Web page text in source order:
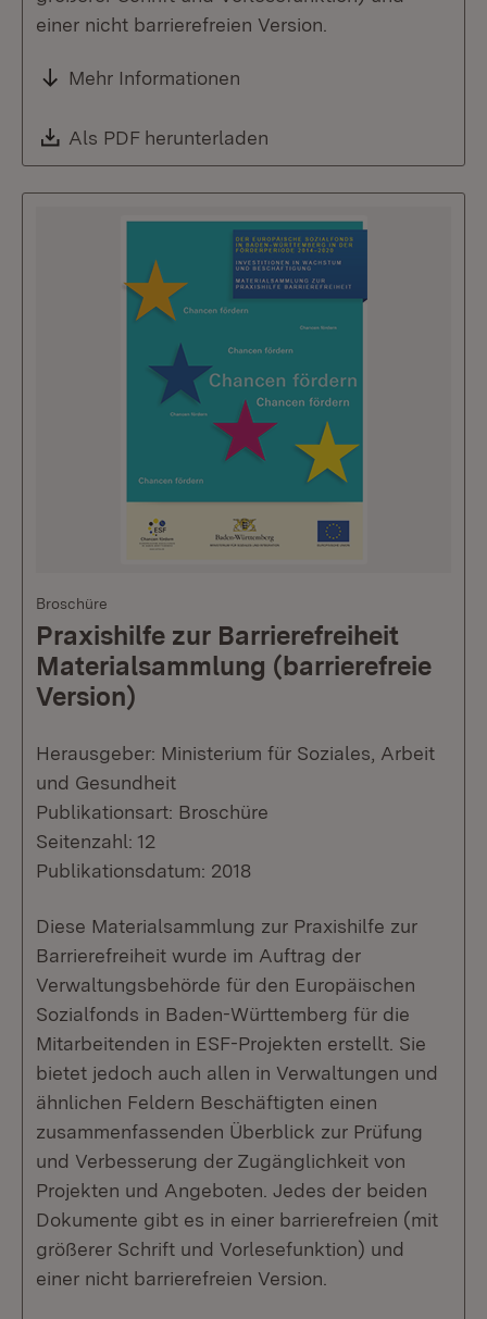
einer nicht barrierefreien Version.
Mehr Informationen
Download:
Als PDF herunterladen
Broschüre
Praxishilfe zur Barrierefreiheit
Materialsammlung (barrierefreie
Version)
Herausgeber: Ministerium für Soziales, Arbeit
und Gesundheit
Publikationsart: Broschüre
Seitenzahl: 12
Publikationsdatum: 2018
Diese Materialsammlung zur Praxishilfe zur
Barrierefreiheit wurde im Auftrag der
Verwaltungsbehörde für den Europäischen
Sozialfonds in Baden-Württemberg für die
Mitarbeitenden in ESF-Projekten erstellt. Sie
bietet jedoch auch allen in Verwaltungen und
ähnlichen Feldern Beschäftigten einen
zusammenfassenden Überblick zur Prüfung
und Verbesserung der Zugänglichkeit von
Projekten und Angeboten. Jedes der beiden
Dokumente gibt es in einer barrierefreien (mit
größerer Schrift und Vorlesefunktion) und
einer nicht barrierefreien Version.